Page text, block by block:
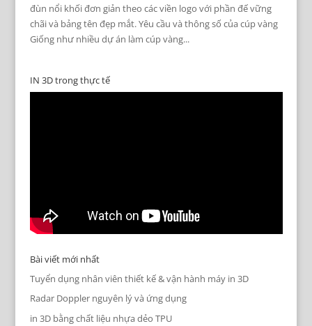
đùn nổi khối đơn giản theo các viền logo với phần đế vững
chãi và bảng tên đẹp mắt. Yêu cầu và thông số của cúp vàng
Giống như nhiều dự án làm cúp vàng...
IN 3D trong thực tế
Bài viết mới nhất
Tuyển dụng nhân viên thiết kế & vận hành máy in 3D
Radar Doppler nguyên lý và ứng dụng
in 3D bằng chất liệu nhựa dẻo TPU